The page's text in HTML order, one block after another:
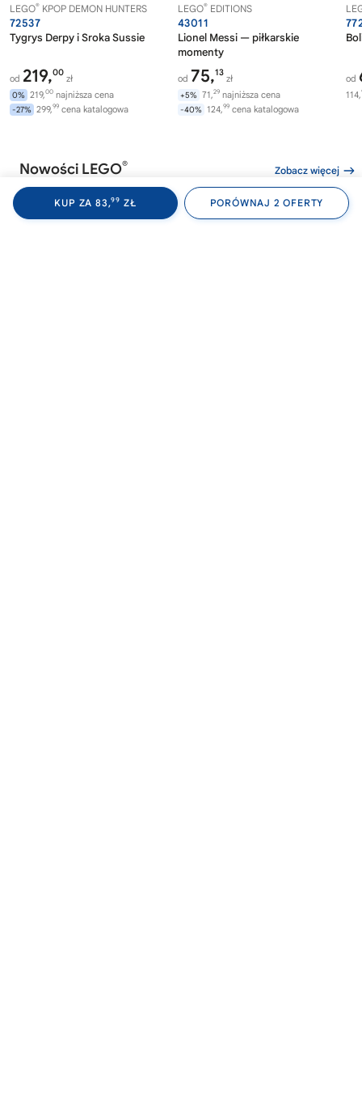
KUP ZA 83,99 ZŁ PORÓWNAJ 2 OFERTY
LEGO® KPOP DEMON HUNTERS
72537
Tygrys Derpy i Sroka Sussie
od 219,00
zł
0% 219,00 najniższa cena
-27% 299,99 cena katalogowa
LEGO® EDITIONS
43011
Lionel Messi — piłkarskie
momenty
od 75,13
zł
+5% 71,29 najniższa cena
-40% 124,99 cena katalogowa
od
114,
Nowości LEGO® Zobacz więcej